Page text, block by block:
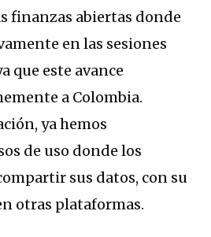
finanzas abiertas donde
en las sesiones
que este avance
a Colombia.
ya hemos
de uso donde los
sus datos, con su
otras plataformas.